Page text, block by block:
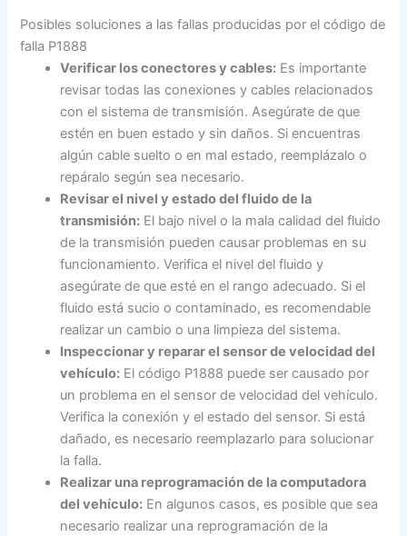
Posibles soluciones a las fallas producidas por el código de
falla P1888
Verificar los conectores y cables: Es importante
revisar todas las conexiones y cables relacionados
con el sistema de transmisión. Asegúrate de que
estén en buen estado y sin daños. Si encuentras
algún cable suelto o en mal estado, reemplázalo o
repáralo según sea necesario.
Revisar el nivel y estado del fluido de la
transmisión: El bajo nivel o la mala calidad del fluido
de la transmisión pueden causar problemas en su
funcionamiento. Verifica el nivel del fluido y
asegúrate de que esté en el rango adecuado. Si el
fluido está sucio o contaminado, es recomendable
realizar un cambio o una limpieza del sistema.
Inspeccionar y reparar el sensor de velocidad del
vehículo: El código P1888 puede ser causado por
un problema en el sensor de velocidad del vehículo.
Verifica la conexión y el estado del sensor. Si está
dañado, es necesario reemplazarlo para solucionar
la falla.
Realizar una reprogramación de la computadora
del vehículo: En algunos casos, es posible que sea
necesario realizar una reprogramación de la